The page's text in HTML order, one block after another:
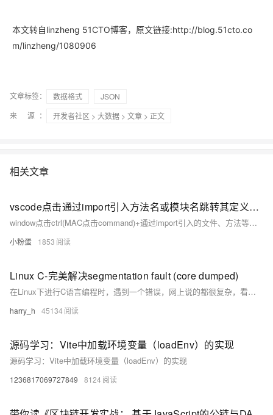
本文转自linzheng 51CTO博客，原文链接:http://blog.51cto.co
m/linzheng/1080906
文章标签： 数据格式
JSON
来 源：
开发者社区 > 大数据 > 文章 > 正文
相关文章
vscode点击通过import引入方法名或模块名跳转其定义的文件
window点击ctrl(MAC点击command)+通过import引入的文件、方法等到，跳转到其定义的页面
小粉蛋 1853
Linux C-完美解决segmentation fault (core dumped)
在Linux下进行C语言编程时，遇到一个错误，网上说的都很复杂，看都看不懂，其实就是你对指针进行直接操作之前，没有对它进行分配地址空间。 所以在运行的时候，它不知道在那里操作（比如赋值，取值），所以才报了这个错误。
harry_h 45134
源码学习：Vite中加载环境变量（loadEnv）的实现
源码学习：Vite中加载环境变量（loadEnv）的实现
1236817069727849 8124